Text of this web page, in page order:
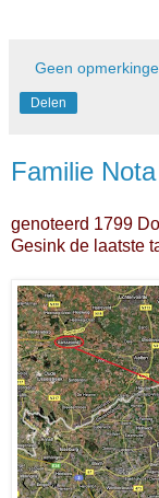
Geen
Delen
Familie
genoteerd 1799
Gesink de laatste